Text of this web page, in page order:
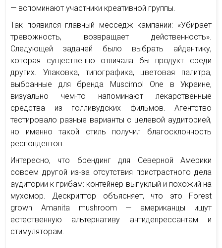
— вспоминают участники креативной группы.
Так появился главный месседж кампании: «Убирает
тревожность, возвращает действенность».
Следующей задачей было выбрать айдентику,
которая существенно отличала бы продукт среди
других. Упаковка, типографика, цветовая палитра,
выбранные для бренда Muscimol One в Украине,
визуально чем-то напоминают лекарственные
средства из голливудских фильмов. Агентство
тестировало разные варианты с целевой аудиторией,
но именно такой стиль получил благосклонность
респондентов.
Интересно, что брендинг для Северной Америки
совсем другой из-за отсутствия пристрастного дела
аудитории к грибам: контейнер выпуклый и похожий на
мухомор. Дескриптор объясняет, что это Forest
grown Amanita mushroom — американцы ищут
естественную альтернативу антидепрессантам и
стимуляторам.